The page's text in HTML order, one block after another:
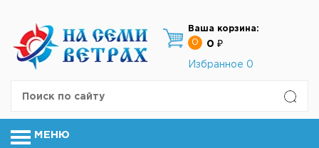
Ваша корзина:
0
0 ₽
Избранное 0
МЕНЮ